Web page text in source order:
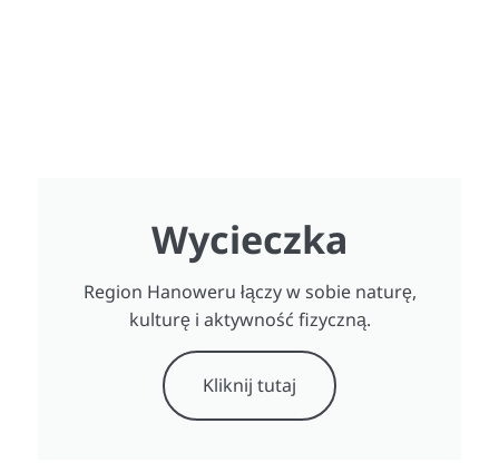
Wycieczka
Region Hanoweru łączy w sobie naturę,
kulturę i aktywność fizyczną.
Kliknij tutaj